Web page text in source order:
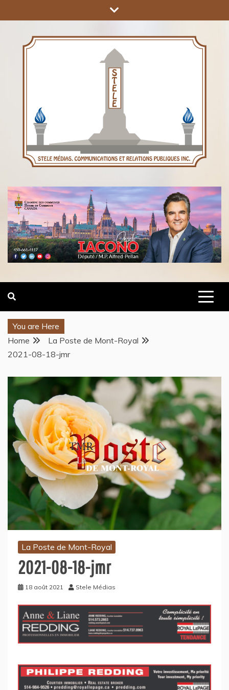
You are Here
Home
La Poste de Mont-Royal
2021-08-18-jmr
La Poste de Mont-Royal
2021-08-18-jmr
18 août 2021 Stele Médias